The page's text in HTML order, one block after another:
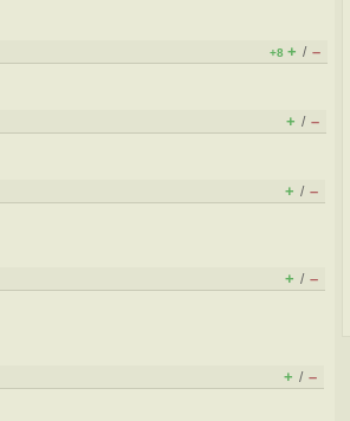
+8 + / –
+ / –
+ / –
+ / –
+ / –